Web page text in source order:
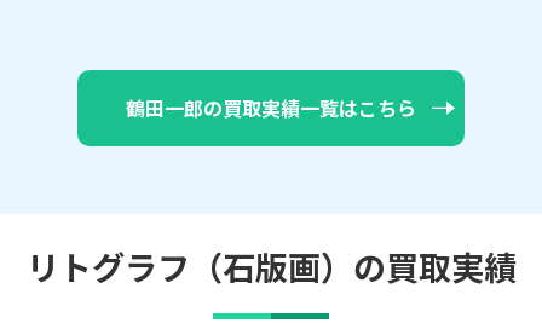
鶴田一郎の買取実績一覧はこちら
リトグラフ（石版画）の買取実績